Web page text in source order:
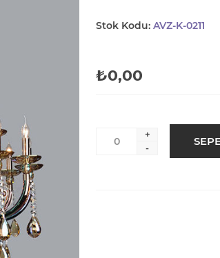
Stok Kodu: AVZ-K-0211
₺0,00
+
-